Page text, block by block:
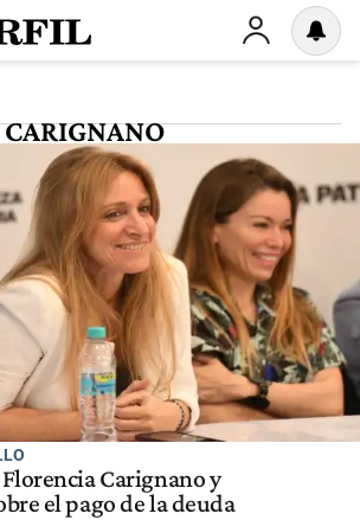
Carignano y
el pago de la deuda